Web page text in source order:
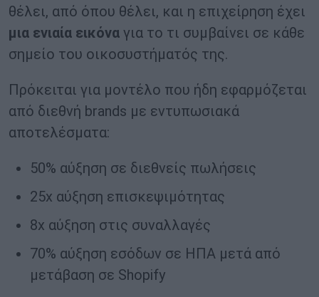
θέλει, από όπου θέλει, και η επιχείρηση έχει
μια ενιαία εικόνα για το τι συμβαίνει σε κάθε
σημείο του οικοσυστήματός της.
Πρόκειται για μοντέλο που ήδη εφαρμόζεται
από διεθνή brands με εντυπωσιακά
αποτελέσματα:
50% αύξηση σε διεθνείς πωλήσεις
25x αύξηση επισκεψιμότητας
8x αύξηση στις συναλλαγές
70% αύξηση εσόδων σε ΗΠΑ μετά από
μετάβαση σε Shopify